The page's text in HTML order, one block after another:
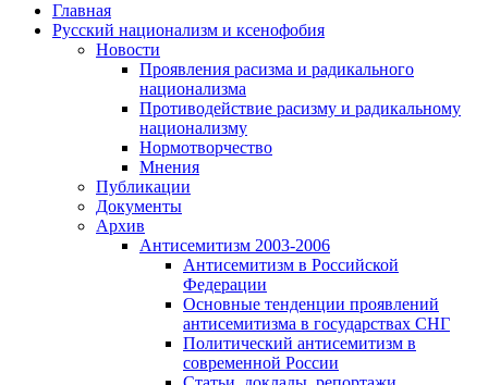
Главная
Русский национализм и ксенофобия
Новости
Проявления расизма и радикального
национализма
Противодействие расизму и радикальному
национализму
Нормотворчество
Мнения
Публикации
Документы
Архив
Антисемитизм 2003-2006
Антисемитизм в Российской
Федерации
Основные тенденции проявлений
антисемитизма в государствах СНГ
Политический антисемитизм в
современной России